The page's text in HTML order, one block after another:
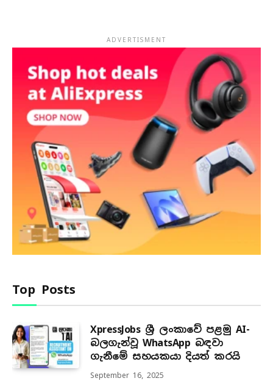
ADVERTISMENT
Top Posts
XpressJobs ශ්‍රී ලංකාවේ පළමු AI-
බලගැන්වූ WhatsApp බඳවා
ගැනීමේ සහයකයා දියත් කරයි
September 16, 2025